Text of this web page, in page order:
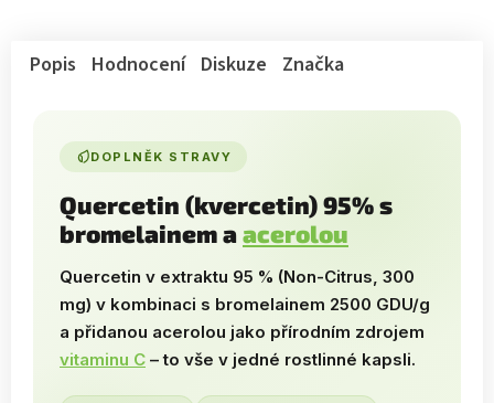
Popis Hodnocení Diskuze Značka
DOPLNĚK STRAVY
Quercetin (kvercetin) 95% s
bromelainem aacerolou
Quercetin v extraktu 95 % (Non-Citrus, 300
mg) v kombinaci s bromelainem 2500 GDU/g
a přidanou acerolou jako přírodním zdrojem
vitaminu C – to vše v jedné rostlinné kapsli.